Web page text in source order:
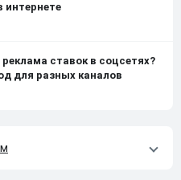
интернете
ставок в соцсетях?
для разных каналов